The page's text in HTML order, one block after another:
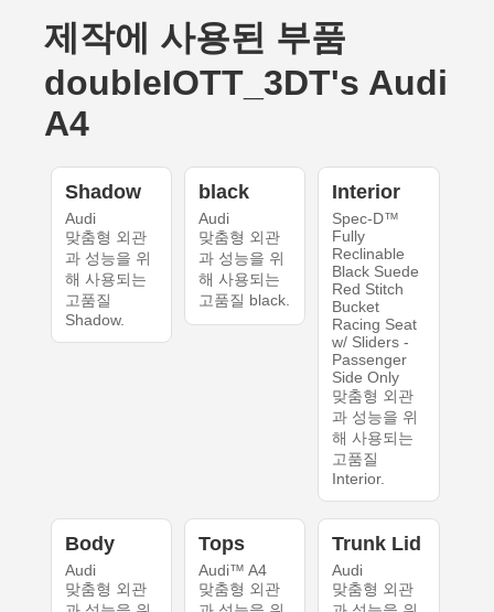
제작에 사용된 부품
doubleIOTT_3DT's Audi
A4
Shadow
Audi
맞춤형 외관
과 성능을 위
해 사용되는
고품질
Shadow.
black
Audi
맞춤형 외관
과 성능을 위
해 사용되는
고품질 black.
Interior
Spec-D™
Fully
Reclinable
Black Suede
Red Stitch
Bucket
Racing Seat
w/ Sliders -
Passenger
Side Only
맞춤형 외관
과 성능을 위
해 사용되는
고품질
Interior.
Body
Audi
맞춤형 외관
Tops
Audi™ A4
맞춤형 외관
Trunk Lid
Audi
맞춤형 외관